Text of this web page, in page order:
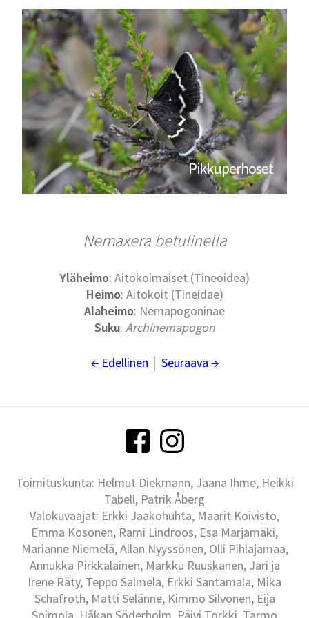
Pikkuperhoset
Nemaxera betulinella
Yläheimo: Aitokoimaiset (Tineoidea)
Heimo: Aitokoit (Tineidae)
Alaheimo: Nemapogoninae
Suku: Archinemapogon
← Edellinen Seuraava →
Toimituskunta: Helmut Diekmann, Jaana Ihme, Heikki
Tabell, Patrik Åberg
Valokuvaajat: Erkki Jaakohuhta, Maarit Koivisto,
Emma Kosonen, Rami Lindroos, Esa Marjamäki,
Marianne Niemelä, Allan Nyyssönen, Olli Pihlajamaa,
Annukka Pirkkalainen, Markku Ruuskanen, Jari ja
Irene Räty, Teppo Salmela, Erkki Santamala, Mika
Schafroth, Matti Selänne, Kimmo Silvonen, Eija